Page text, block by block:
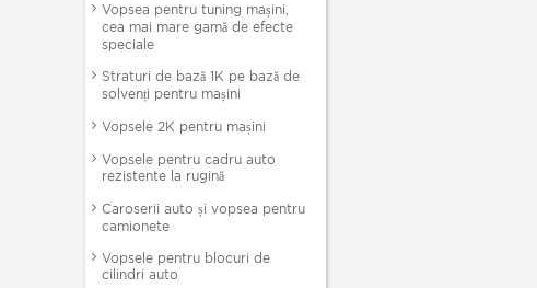
Vopsea pentru tuning mașini,
cea mai mare gamă de efecte
speciale
Straturi de bază 1K pe bază de
solvenți pentru mașini
Vopsele 2K pentru mașini
Vopsele pentru cadru auto
rezistente la rugină
Caroserii auto și vopsea pentru
camionete
Vopsele pentru blocuri de
cilindri auto